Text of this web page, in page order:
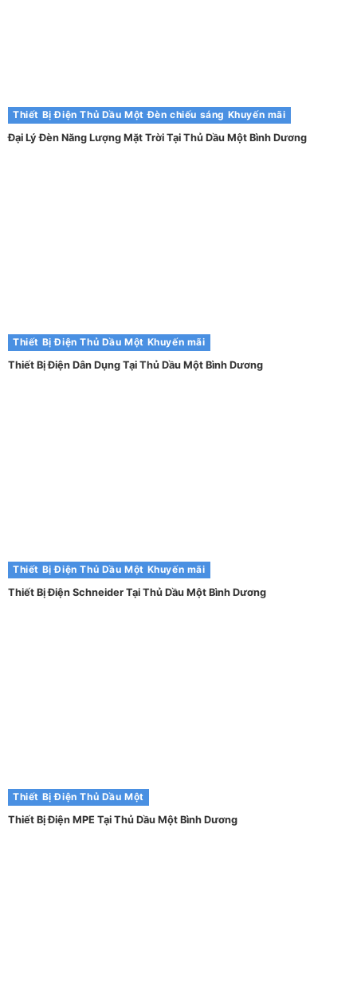
Thiết Bị Điện Thủ Dầu Một Đèn chiếu sáng Khuyến mãi
Đại Lý Đèn Năng Lượng Mặt Trời Tại Thủ Dầu Một Bình Dương
Thiết Bị Điện Thủ Dầu Một Khuyến mãi
Thiết Bị Điện Dân Dụng Tại Thủ Dầu Một Bình Dương
Thiết Bị Điện Thủ Dầu Một Khuyến mãi
Thiết Bị Điện Schneider Tại Thủ Dầu Một Bình Dương
Thiết Bị Điện Thủ Dầu Một
Thiết Bị Điện MPE Tại Thủ Dầu Một Bình Dương